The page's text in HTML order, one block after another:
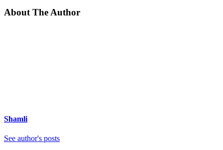
About The Author
Shamli
See author's posts